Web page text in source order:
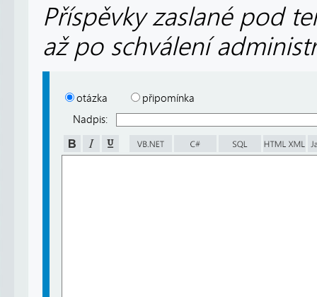
Příspěvky zaslané pod
až po schválení
otázka
připomínka
Nadpis: